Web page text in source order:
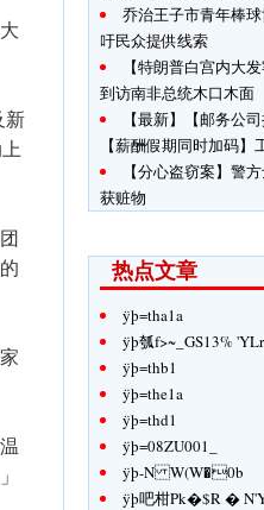
新
乔治王子市青年棒
吁民众提供线索
【特朗普白宫内大
到访南非总统木口木面
【最新】【邮务公
【薪酬假期同时加码
【分心盗窃案】警
获赃物
热点文章
ÿþ=tha1a
ÿþ瓠f>~_GS13%
ÿþ=thb1
ÿþ=the1a
ÿþ=thd1
ÿþ=08ZU001_
ÿþ-N W(W�0b
ÿþ吧柑Pk�$R �